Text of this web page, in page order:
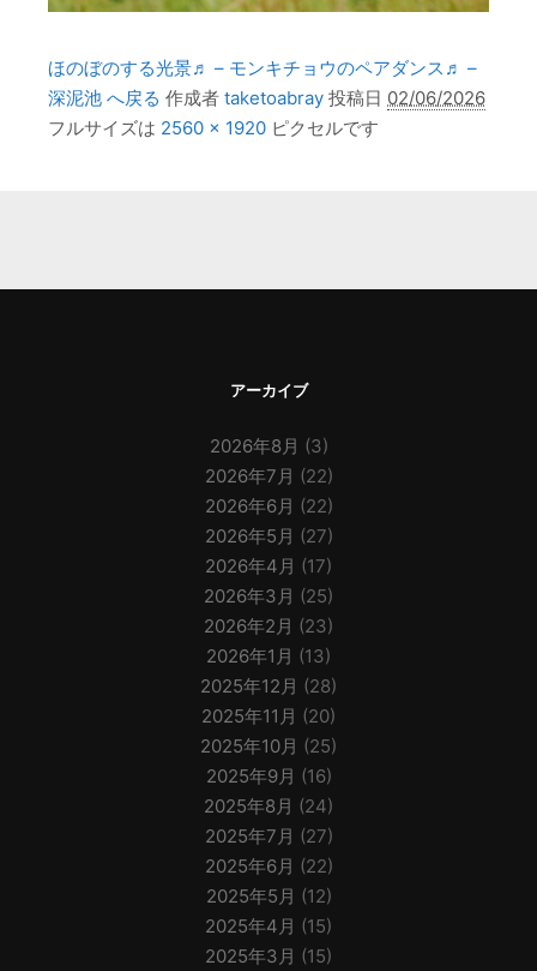
ほのぼのする光景♬ – モンキチョウのペアダンス♬ –
深泥池 へ戻る 作成者 taketoabray 投稿日 02/06/2026
フルサイズは 2560 × 1920 ピクセルです
アーカイブ
2026年8月 (3)
2026年7月 (22)
2026年6月 (22)
2026年5月 (27)
2026年4月 (17)
2026年3月 (25)
2026年2月 (23)
2026年1月 (13)
2025年12月 (28)
2025年11月 (20)
2025年10月 (25)
2025年9月 (16)
2025年8月 (24)
2025年7月 (27)
2025年6月 (22)
2025年5月 (12)
2025年4月 (15)
2025年3月 (15)